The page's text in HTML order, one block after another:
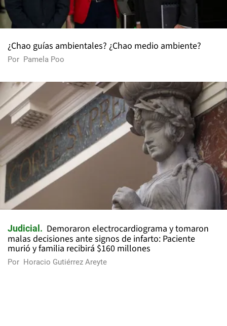
¿Chao guías ambientales? ¿Chao medio ambiente?
Por Pamela Poo
Judicial
Demoraron electrocardiograma y tomaron
malas decisiones ante signos de infarto: Paciente
murió y familia recibirá $160 millones
Por Horacio Gutiérrez Areyte